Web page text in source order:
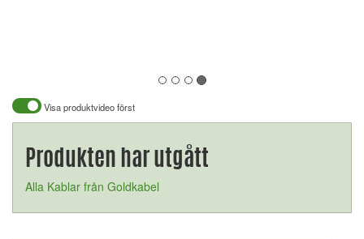
Visa produktvideo först
Produkten har utgått
Alla Kablar från Goldkabel